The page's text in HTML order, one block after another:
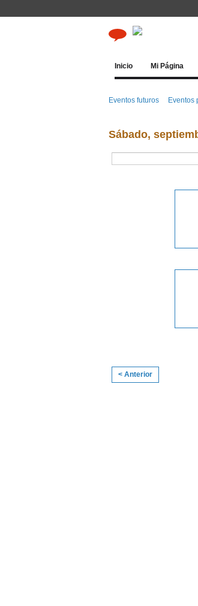
Inicio Mi Página
Eventos futuros Eventos
Sábado,
< Anterior